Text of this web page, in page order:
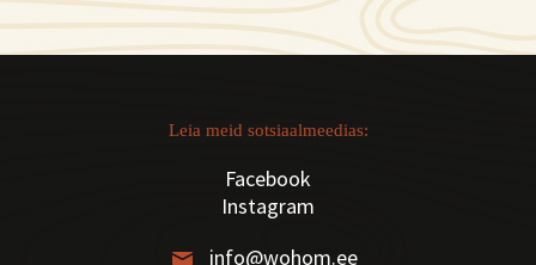
Leia meid sotsiaalmeedias:
Facebook
Instagram
info@wohom.ee